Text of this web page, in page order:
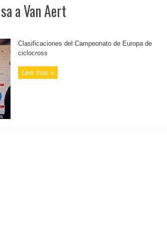
a Van Aert
Clasificaciones del Campeonato de Europa de
ciclocross
Leer más »